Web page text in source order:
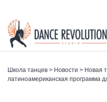
Школа танцев > Новости > Новая
латиноамериканская программа